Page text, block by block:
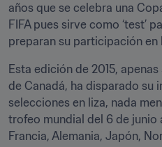
años que se celebra una
FIFA pues sirve como ‘test’
preparan su participación en
Esta edición de 2015,
de Canadá, ha disparado su
selecciones en liza, nada
trofeo mundial del 6 de junio
Francia, Alemania, Japón,